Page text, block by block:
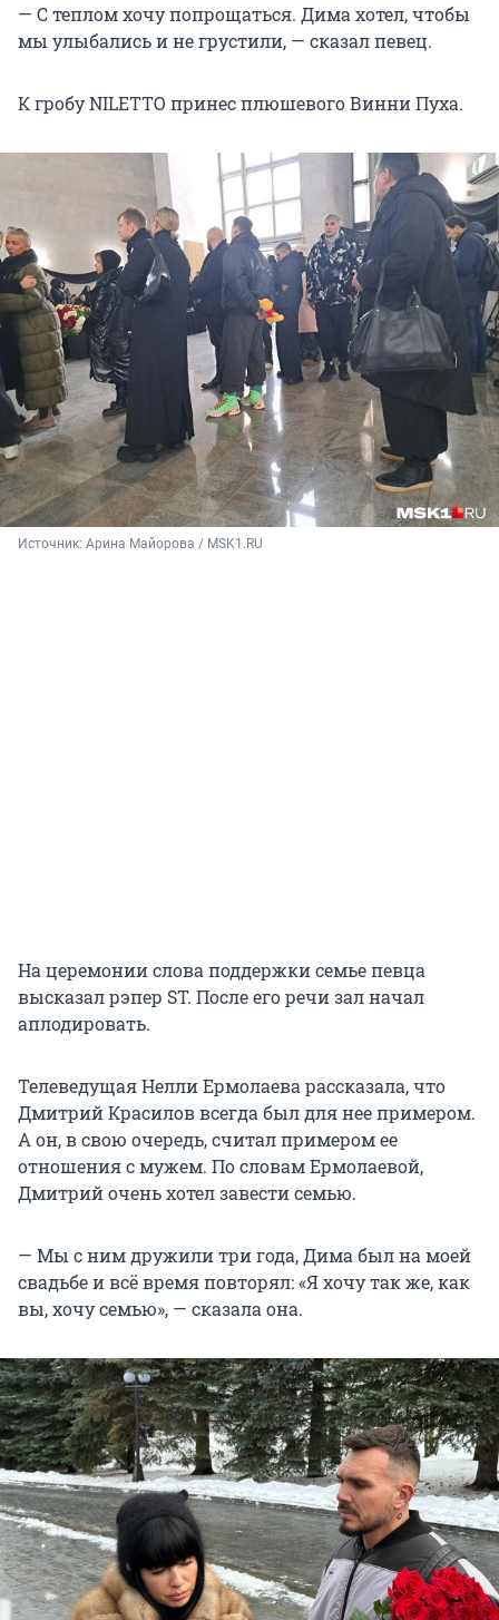
— С теплом хочу попрощаться. Дима хотел, чтобы
мы улыбались и не грустили, — сказал певец.
К гробу NILETTO принес плюшевого Винни Пуха.
Источник: Арина Майорова / MSK1.RU
На церемонии слова поддержки семье певца
высказал рэпер ST. После его речи зал начал
аплодировать.
Телеведущая Нелли Ермолаева рассказала, что
Дмитрий Красилов всегда был для нее примером.
А он, в свою очередь, считал примером ее
отношения с мужем. По словам Ермолаевой,
Дмитрий очень хотел завести семью.
— Мы с ним дружили три года, Дима был на моей
свадьбе и всё время повторял: «Я хочу так же, как
вы, хочу семью», — сказала она.